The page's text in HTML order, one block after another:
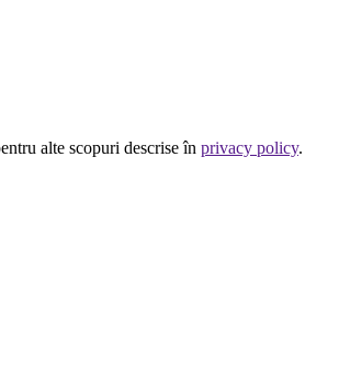
alte scopuri descrise în privacy policy.